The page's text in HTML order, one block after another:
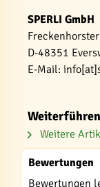
SPERLI GmbH
D-48351
E-Mail:
Weitere
Bewertungen
Bewertungen